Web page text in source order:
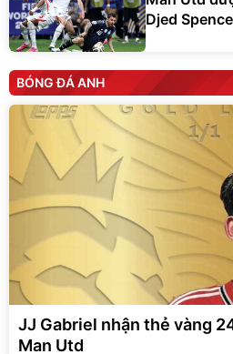
Djed Spence
BÓNG ĐÁ ANH
JJ Gabriel nhận thẻ vàng
Man Utd